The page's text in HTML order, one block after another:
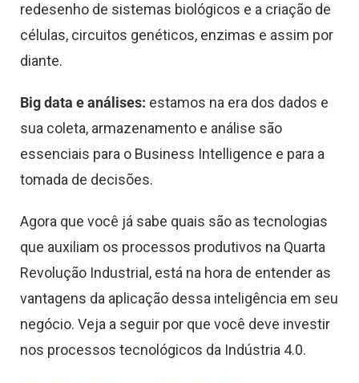
redesenho de sistemas biológicos e a criação de
células, circuitos genéticos, enzimas e assim por
diante.
Big data e análises: estamos na era dos dados e
sua coleta, armazenamento e análise são
essenciais para o Business Intelligence e para a
tomada de decisões.
Agora que você já sabe quais são as tecnologias
que auxiliam os processos produtivos na Quarta
Revolução Industrial, está na hora de entender as
vantagens da aplicação dessa inteligência em seu
negócio. Veja a seguir por que você deve investir
nos processos tecnológicos da Indústria 4.0.